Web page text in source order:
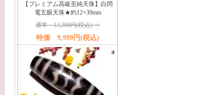
【プレミアム高級至純天珠】白閃
電五眼天珠★約12×39mm
通常 13,200円(税込) ⇒
特価 9,999円(税込)